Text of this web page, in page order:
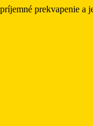
prekvapenie